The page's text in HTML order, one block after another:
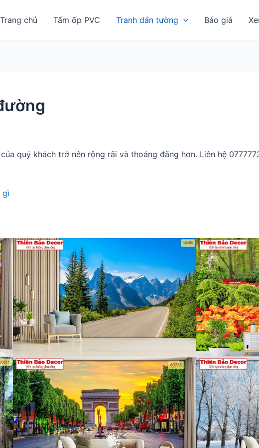
Trang chủ Tấm ốp PVC Tranh dán tường Báo giá
quý khách trở nên rộng rãi và thoáng đãng hơn. Liên hệ
gì